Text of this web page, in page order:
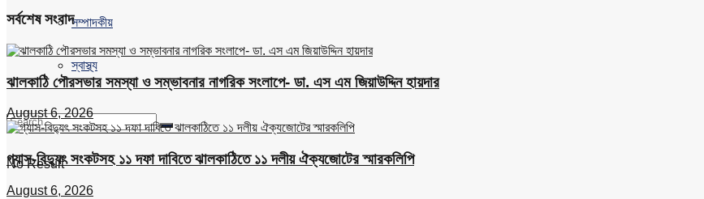
সম্পাদকীয়
স্বাস্থ্য
No Result
সর্বশেষ সংবাদ
ঝালকাঠি পৌরসভার সমস্যা ও সম্ভাবনার নাগরিক সংলাপে- ডা. এস এম জিয়াউদ্দিন হায়দার
August 6, 2026
গ্যাস-বিদ্যুৎ সংকটসহ ১১ দফা দাবিতে ঝালকাঠিতে ১১ দলীয় ঐক্যজোটের স্মারকলিপি
August 6, 2026